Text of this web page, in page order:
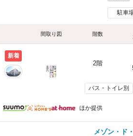
駐車
間取り図 階数
新着
2階
バス・トイレ別
ほか提供
メゾン・ド